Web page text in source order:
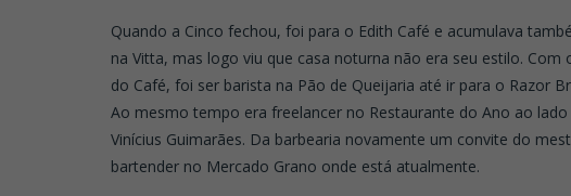
Quando a Cinco fechou, foi para o Edith Café e acumulava
na Vitta, mas logo viu que casa noturna não era seu estilo. Com
do Café, foi ser barista na Pão de Queijaria até ir para o Razor
Ao mesmo tempo era freelancer no Restaurante do Ano ao
Vinícius Guimarães. Da barbearia novamente um convite do
bartender no Mercado Grano onde está atualmente.